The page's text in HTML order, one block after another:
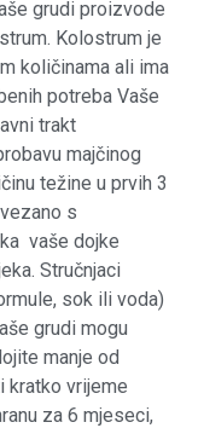
grudi proizvode
Kolostrum je
količinama ali ima
potreba Vaše
trakt
majčinog
težine u prvih 3
s
vaše dojke
Stručnjaci
sok ili voda)
grudi mogu
manje od
kratko vrijeme
za 6 mjeseci,